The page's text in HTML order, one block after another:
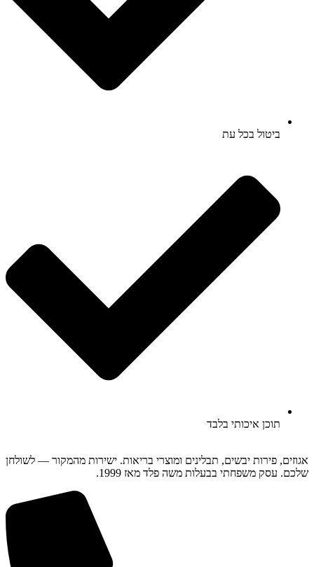
ביטול בכל עת
תוכן איכותי בלבד
אגוזים, פירות יבשים, תבלינים ומוצרי בריאות. ישירות מהמקור — לשולחן
שלכם. עסק משפחתי בבעלות משה פלד מאז 1999.